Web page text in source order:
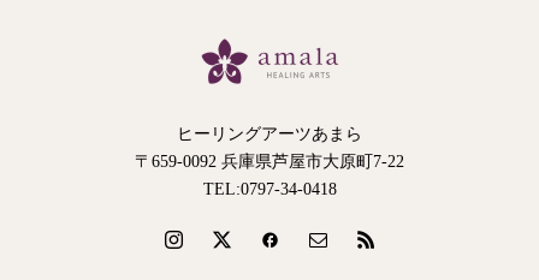
ヒーリングアーツあまら
〒659-0092 兵庫県芦屋市大原町7-22
TEL:0797-34-0418